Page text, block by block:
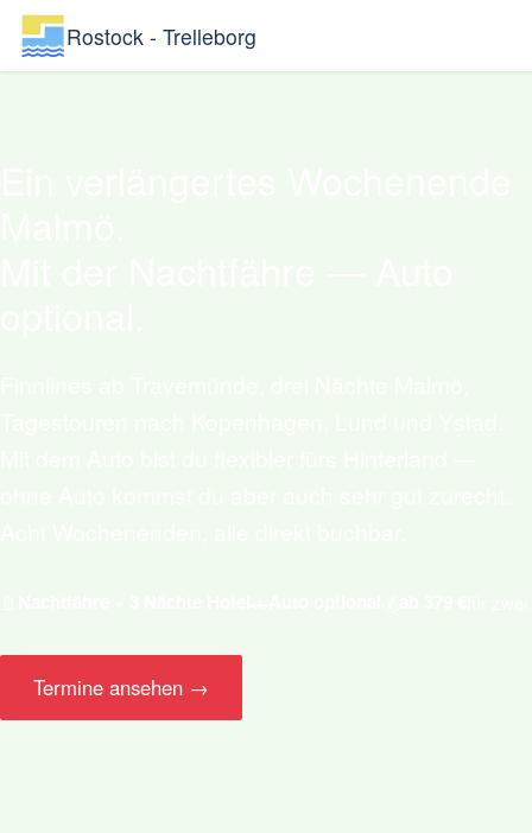
Rostock - Trelleborg
Termine ansehen →